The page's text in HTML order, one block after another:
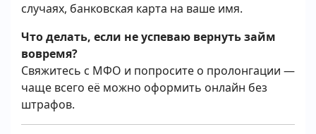
случаях, банковская карта на ваше имя.
Что делать, если не успеваю вернуть займ
вовремя?
Свяжитесь с МФО и попросите о пролонгации —
чаще всего её можно оформить онлайн без
штрафов.